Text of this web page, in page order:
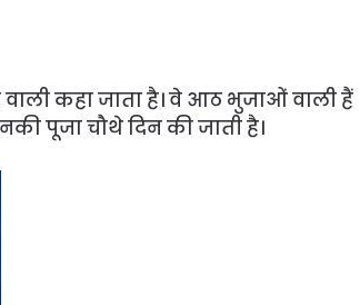
वाली कहा जाता है। वे आठ भुजाओं वाली हैं
पूजा चौथे दिन की जाती है।